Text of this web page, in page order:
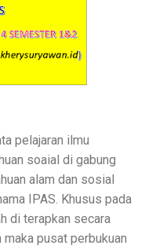
pelajaran ilmu
soaial di gabung
alam dan sosial
IPAS. Khusus pada
di terapkan secara
pusat perbukuan